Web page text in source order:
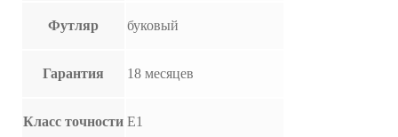
Футляр буковый
Гарантия 18 месяцев
Класс точности E1